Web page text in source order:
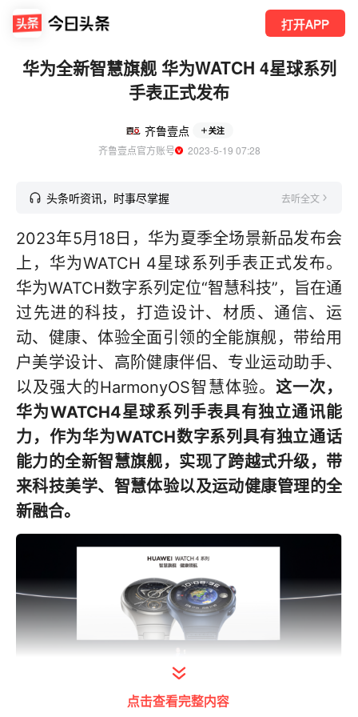
打开APP
华为全新智慧旗舰 华为WATCH 4星球系列
手表正式发布
齐鲁壹点 关注
齐鲁壹点官方账号
  2023-5-19 07:28
头条听资讯，时事尽掌握 去听全文
2023年5月18日，华为夏季全场景新品发布会
上，华为WATCH 4星球系列手表正式发布。
华为WATCH数字系列定位“智慧科技”，旨在通
过先进的科技，打造设计、材质、通信、运
动、健康、体验全面引领的全能旗舰，带给用
户美学设计、高阶健康伴侣、专业运动助手、
以及强大的HarmonyOS智慧体验。 这一次，
华为WATCH4星球系列手表具有独立通讯能
力， 作为华为WATCH数字系列具有独立通话
能力的全新智慧旗舰，实现了跨越式升级，带
来科技美学、 智慧体验以及运动健康管理的全
新融合。
点击查看完整内容